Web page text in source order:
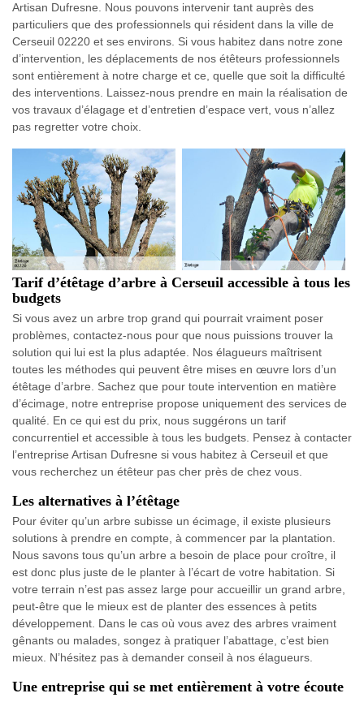
Artisan Dufresne. Nous pouvons intervenir tant auprès des
particuliers que des professionnels qui résident dans la ville de
Cerseuil 02220 et ses environs. Si vous habitez dans notre zone
d’intervention, les déplacements de nos étêteurs professionnels
sont entièrement à notre charge et ce, quelle que soit la difficulté
des interventions. Laissez-nous prendre en main la réalisation de
vos travaux d’élagage et d’entretien d’espace vert, vous n’allez
pas regretter votre choix.
Tarif d’étêtage d’arbre à Cerseuil accessible à tous les
budgets
Si vous avez un arbre trop grand qui pourrait vraiment poser
problèmes, contactez-nous pour que nous puissions trouver la
solution qui lui est la plus adaptée. Nos élagueurs maîtrisent
toutes les méthodes qui peuvent être mises en œuvre lors d’un
étêtage d’arbre. Sachez que pour toute intervention en matière
d’écimage, notre entreprise propose uniquement des services de
qualité. En ce qui est du prix, nous suggérons un tarif
concurrentiel et accessible à tous les budgets. Pensez à contacter
l’entreprise Artisan Dufresne si vous habitez à Cerseuil et que
vous recherchez un étêteur pas cher près de chez vous.
Les alternatives à l’étêtage
Pour éviter qu’un arbre subisse un écimage, il existe plusieurs
solutions à prendre en compte, à commencer par la plantation.
Nous savons tous qu’un arbre a besoin de place pour croître, il
est donc plus juste de le planter à l’écart de votre habitation. Si
votre terrain n’est pas assez large pour accueillir un grand arbre,
peut-être que le mieux est de planter des essences à petits
développement. Dans le cas où vous avez des arbres vraiment
gênants ou malades, songez à pratiquer l’abattage, c’est bien
mieux. N’hésitez pas à demander conseil à nos élagueurs.
Une entreprise qui se met entièrement à votre écoute